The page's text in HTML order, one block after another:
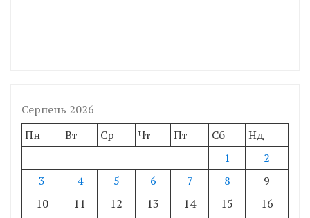
Серпень 2026
Пн
Вт Ср Чт Пт Сб
Нд
1
2
3
4 5 6 7 8
9
10
11 12 13 14 15
16